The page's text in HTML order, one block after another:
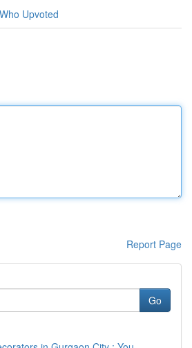
Who Upvoted
Report Page
Go